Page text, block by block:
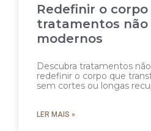
Redefinir o
tratamentos não
modernos
Descubra tratamentos
redefinir o corpo que
sem cortes ou longas
LER MAIS »